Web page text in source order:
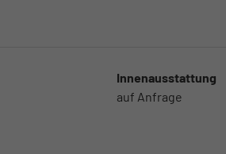
Innenausstattung
auf Anfrage